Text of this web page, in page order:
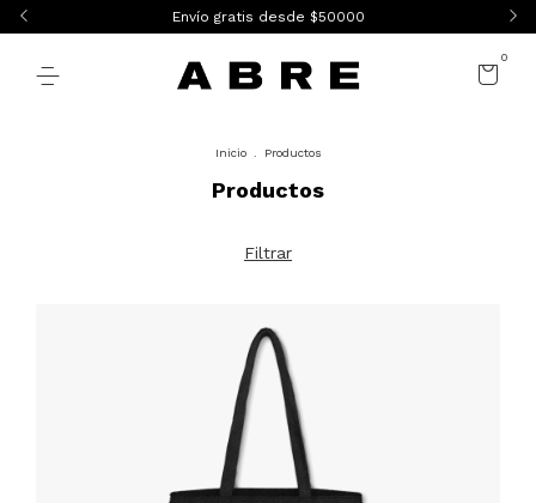
Envío gratis desde $50000
0
Inicio Productos
Productos
Filtrar